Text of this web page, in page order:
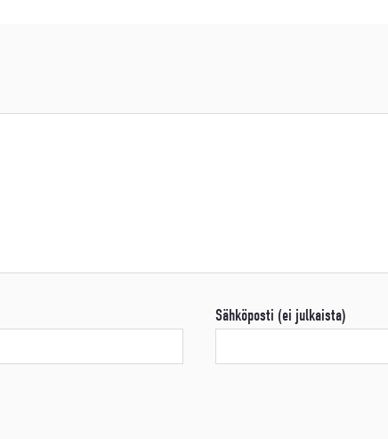
Sähköposti (ei julkaista)